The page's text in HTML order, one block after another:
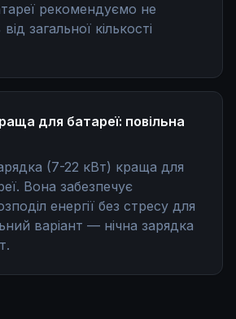
рекомендуємо не
загальної кількості
для батареї: повільна
(7-22 кВт) краща для
Вона забезпечує
енергії без стресу для
варіант — нічна зарядка